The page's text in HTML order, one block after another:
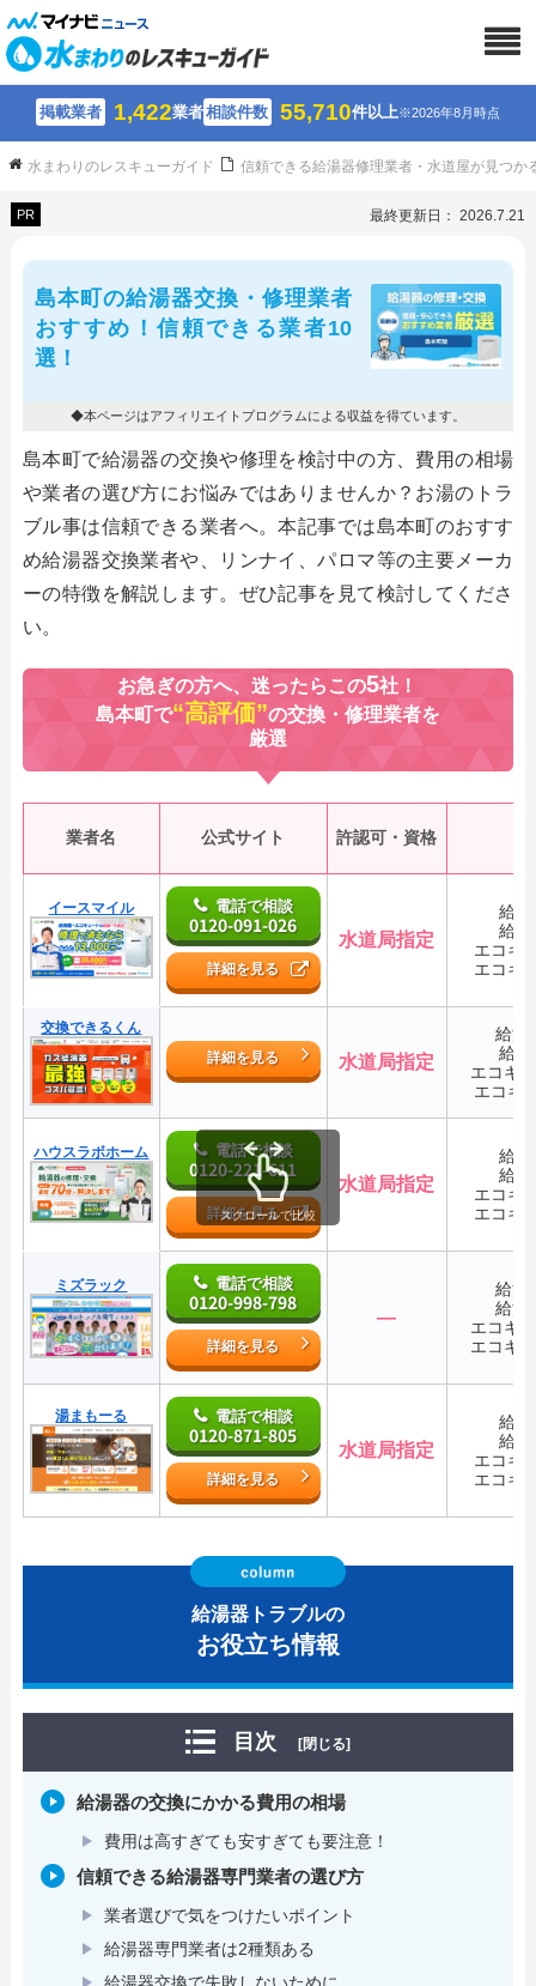
掲載業者 1,422業者相談件数 55,710件以上※2026年8月時点
水まわりのレスキューガイド 信頼できる給湯器修理業者・水道屋が見つか
PR 最終更新日： 2026.7.21
島本町の給湯器交換・修理業者
おすすめ！信頼できる業者10
選！
◆本ページはアフィリエイトプログラムによる収益を得ています。
島本町で給湯器の交換や修理を検討中の方、費用の相場
や業者の選び方にお悩みではありませんか？お湯のトラ
ブル事は信頼できる業者へ。本記事では島本町のおすす
め給湯器交換業者や、リンナイ、パロマ等の主要メーカ
ーの特徴を解説します。ぜひ記事を見て検討してくださ
い。
お急ぎの方へ、迷ったらこの5社！
島本町で“高評価”の交換・修理業者を
厳選
業者名 公式サイト 許認可・資格
イースマイル 電話で相談
0120-091-026
詳細を見る
水道局指定
給
給
エコキ
エコキ
交換できるくん
詳細を見る
水道局指定
給湯
給
エコキ
エコキ
ハウスラボホーム 電話で相談
0120-221-611
詳細を見る
水道局指定
給
給
エコキ
エコキ
ミズラック 電話で相談
0120-998-798
詳細を見る
―
給湯
給湯
エコキ
エコキ
湯まもーる 電話で相談
0120-871-805
詳細を見る
水道局指定
給
給
エコキ
エコキ
スクロールで比較
給湯器トラブルの
お役立ち情報
目次 [閉じる]
給湯器の交換にかかる費用の相場
費用は高すぎても安すぎても要注意！
信頼できる給湯器専門業者の選び方
業者選びで気をつけたいポイント
給湯器専門業者は2種類ある
給湯器交換で失敗しないために